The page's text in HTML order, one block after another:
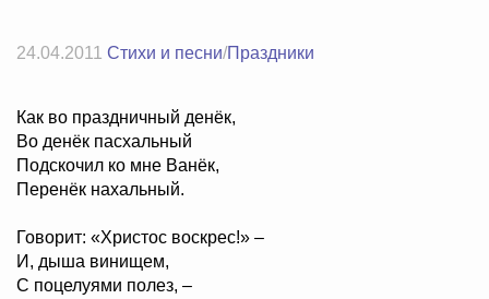
24.04.2011 Стихи и песни/Праздники
Как во праздничный денёк,
Во денёк пасхальный
Подскочил ко мне Ванёк,
Перенёк нахальный.
Говорит: «Христос воскрес!» –
И, дыша винищем,
С поцелуями полез, –